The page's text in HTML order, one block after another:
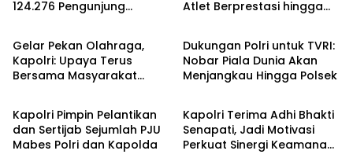
124.276 Pengunjung
Atlet Berprestasi hingga
Kapolri RI
Gelar Pekan Olahraga,
Kapolri: Upaya Terus
Bersama Masyarakat
Kapolri RI
Dukungan Polri untuk TVRI:
Nobar Piala Dunia Akan
Menjangkau Hingga Polsek
Kapolri RI
Kapolri Pimpin Pelantikan
dan Sertijab Sejumlah PJU
Mabes Polri dan Kapolda
Kapolri RI
Kapolri Terima Adhi Bhakti
Senapati, Jadi Motivasi
Perkuat Sinergi Keamanan